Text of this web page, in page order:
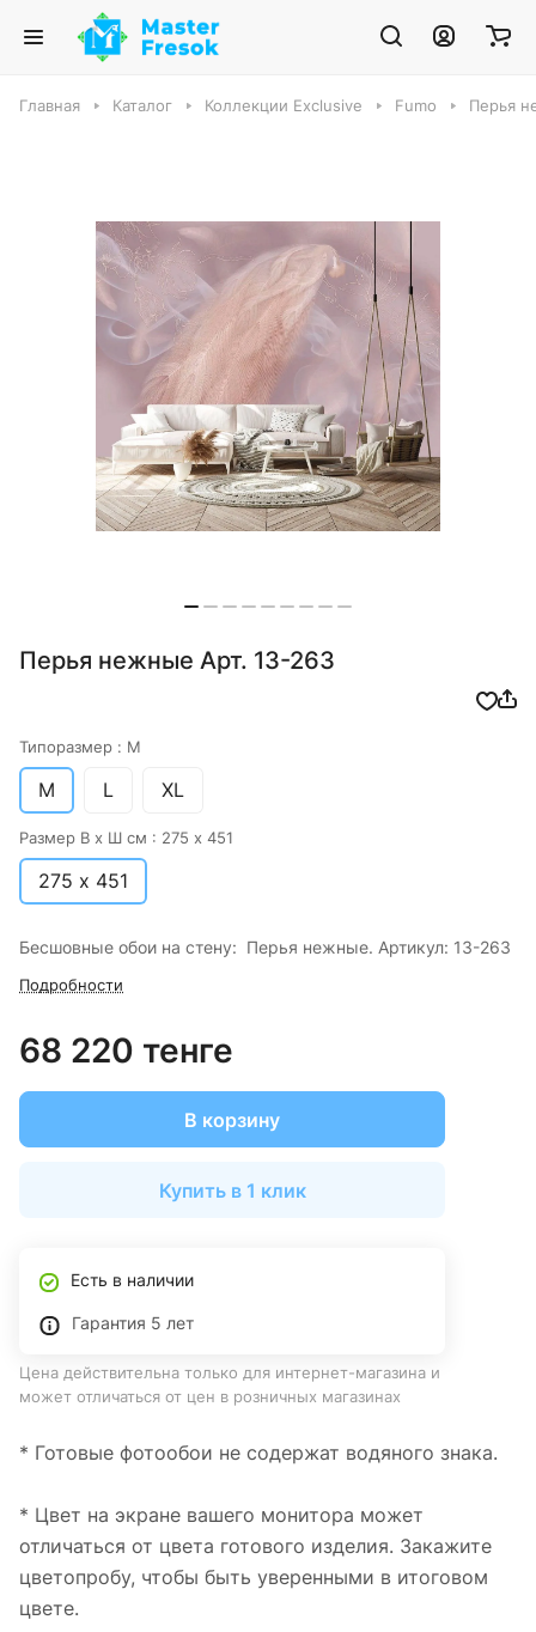
Главная Каталог Коллекции Exclusive Fumo Перья
Перья нежные Арт. 13-263
Типоразмер : M
M L XL
Размер В х Ш см : 275 х 451
275 х 451
Бесшовные обои на стену: Перья нежные. Артикул: 13-263
Подробности
68 220 тенге
В корзину
Купить в 1 клик
Есть в наличии
Гарантия 5 лет
Цена действительна только для интернет-магазина и
может отличаться от цен в розничных магазинах
* Готовые фотообои не содержат водяного знака.
* Цвет на экране вашего монитора может
отличаться от цвета готового изделия. Закажите
цветопробу, чтобы быть уверенными в итоговом
цвете.